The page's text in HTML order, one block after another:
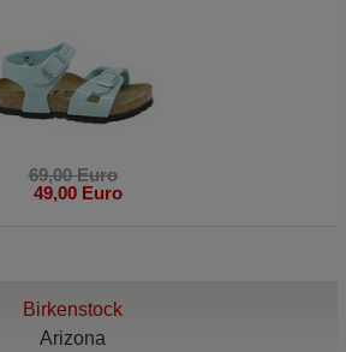
69,00 Euro
49,00 Euro
Birkenstock
Arizona